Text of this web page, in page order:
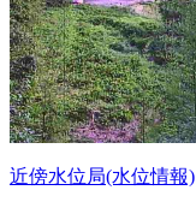
近傍水位局(水位情報)